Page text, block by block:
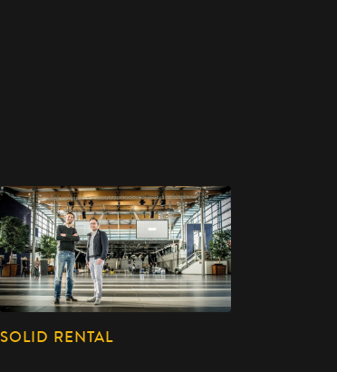
SOLID RENTAL